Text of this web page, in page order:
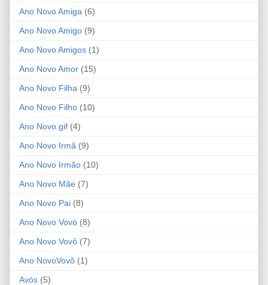
Ano Novo Amiga (6)
Ano Novo Amigo (9)
Ano Novo Amigos (1)
Ano Novo Amor (15)
Ano Novo Filha (9)
Ano Novo Filho (10)
Ano Novo gif (4)
Ano Novo Irmã (9)
Ano Novo Irmão (10)
Ano Novo Mãe (7)
Ano Novo Pai (8)
Ano Novo Vovó (8)
Ano Novo Vovô (7)
Ano NovoVovô (1)
Avós (5)